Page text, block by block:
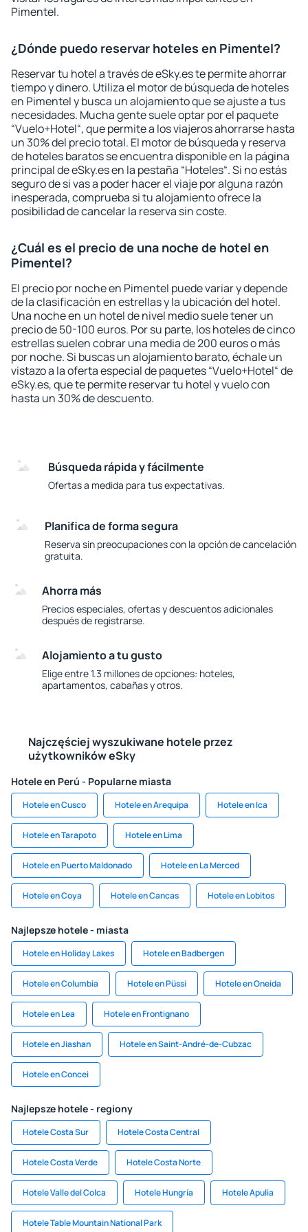
Pimentel.
¿Dónde puedo reservar hoteles en Pimentel?
Reservar tu hotel a través de eSky.es te permite ahorrar
tiempo y dinero. Utiliza el motor de búsqueda de hoteles
en Pimentel y busca un alojamiento que se ajuste a tus
necesidades. Mucha gente suele optar por el paquete
“Vuelo+Hotel“, que permite a los viajeros ahorrarse hasta
un 30% del precio total. El motor de búsqueda y reserva
de hoteles baratos se encuentra disponible en la página
principal de eSky.es en la pestaña “Hoteles“. Si no estás
seguro de si vas a poder hacer el viaje por alguna razón
inesperada, comprueba si tu alojamiento ofrece la
posibilidad de cancelar la reserva sin coste.
¿Cuál es el precio de una noche de hotel en
Pimentel?
El precio por noche en Pimentel puede variar y depende
de la clasificación en estrellas y la ubicación del hotel.
Una noche en un hotel de nivel medio suele tener un
precio de 50-100 euros. Por su parte, los hoteles de cinco
estrellas suelen cobrar una media de 200 euros o más
por noche. Si buscas un alojamiento barato, échale un
vistazo a la oferta especial de paquetes “Vuelo+Hotel“ de
eSky.es, que te permite reservar tu hotel y vuelo con
hasta un 30% de descuento.
Búsqueda rápida y fácilmente
Ofertas a medida para tus expectativas.
Planifica de forma segura
Reserva sin preocupaciones con la opción de cancelación
gratuita.
Ahorra más
Precios especiales, ofertas y descuentos adicionales
después de registrarse.
Alojamiento a tu gusto
Elige entre 1.3 millones de opciones: hoteles,
apartamentos, cabañas y otros.
Najczęściej wyszukiwane hotele przez
użytkowników eSky
Hotele en Perú - Popularne miasta
Hotele en Cusco Hotele en Arequipa Hotele en Ica
Hotele en Tarapoto Hotele en Lima
Hotele en Puerto Maldonado Hotele en La Merced
Hotele en Coya Hotele en Cancas Hotele en Lobitos
Najlepsze hotele - miasta
Hotele en Holiday Lakes Hotele en Badbergen
Hotele en Columbia Hotele en Püssi Hotele en Oneida
Hotele en Lea Hotele en Frontignano
Hotele en Jiashan Hotele en Saint-André-de-Cubzac
Hotele en Concei
Najlepsze hotele - regiony
Hotele Costa Sur Hotele Costa Central
Hotele Costa Verde Hotele Costa Norte
Hotele Valle del Colca Hotele Hungría Hotele Apulia
Hotele Table Mountain National Park